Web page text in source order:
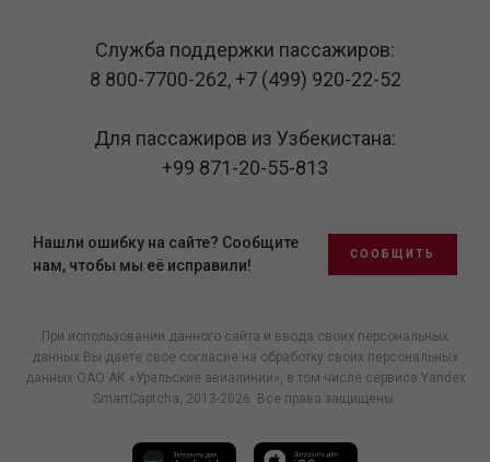
Служба поддержки пассажиров:
8 800-7700-262,+7 (499) 920-22-52
Для пассажиров из Узбекистана:
+99 871-20-55-813
Нашли ошибку на сайте? Сообщите
нам, чтобы мы её исправили!
СООБЩИТЬ
При использовании данного сайта и ввода своих персональных
данных Вы даете свое согласие на обработку своих персональных
данных ОАО АК «Уральские авиалинии», в том числе сервиса Yandex
SmartCaptcha, 2013-2026. Все права защищены.